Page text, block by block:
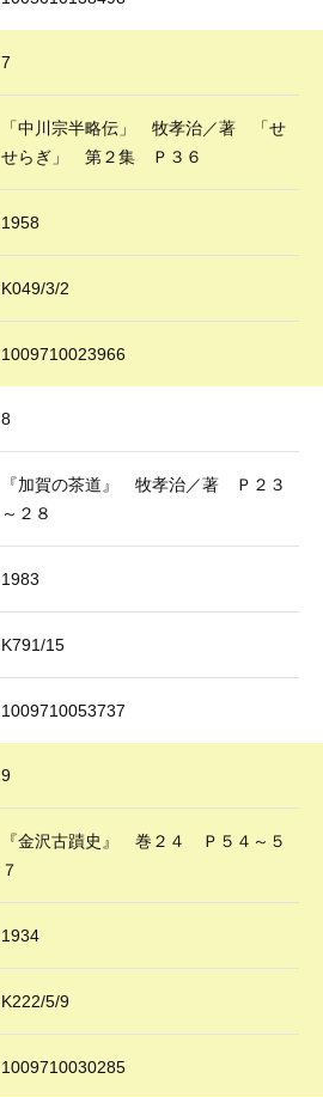
7
「中川宗半略伝」 牧孝治／著 「せ
せらぎ」 第２集 Ｐ３６
1958
K049/3/2
1009710023966
8
『加賀の茶道』 牧孝治／著 Ｐ２３
～２８
1983
K791/15
1009710053737
9
『金沢古蹟史』 巻２４ Ｐ５４～５
７
1934
K222/5/9
1009710030285